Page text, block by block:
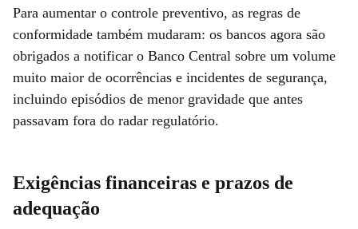
Para aumentar o controle preventivo, as regras de
conformidade também mudaram: os bancos agora são
obrigados a notificar o Banco Central sobre um volume
muito maior de ocorrências e incidentes de segurança,
incluindo episódios de menor gravidade que antes
passavam fora do radar regulatório.
Exigências financeiras e prazos de
adequação